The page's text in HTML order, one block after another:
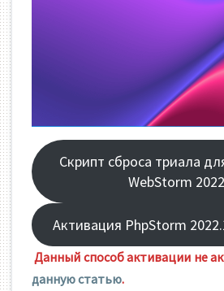
Скрипт сброса триала
WebStorm
Активация PhpStorm
Данный способ активации не
данную статью.